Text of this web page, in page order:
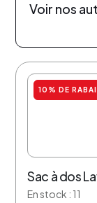
Voir nos
10% DE
Sac à dos
En stock : 11